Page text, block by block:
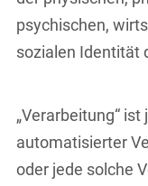
psychischen,
sozialen Identität
„Verarbeitung“
automatisierter
oder jede solche